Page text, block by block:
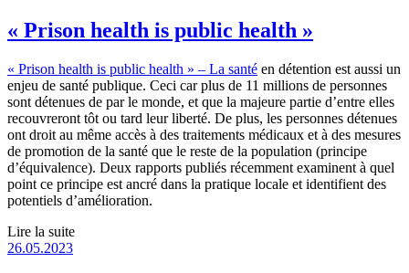
« Prison health is public health »
« Prison health is public health » – La santé en détention est aussi un
enjeu de santé publique. Ceci car plus de 11 millions de personnes
sont détenues de par le monde, et que la majeure partie d’entre elles
recouvreront tôt ou tard leur liberté. De plus, les personnes détenues
ont droit au même accès à des traitements médicaux et à des mesures
de promotion de la santé que le reste de la population (principe
d’équivalence). Deux rapports publiés récemment examinent à quel
point ce principe est ancré dans la pratique locale et identifient des
potentiels d’amélioration.
Lire la suite
26.05.2023